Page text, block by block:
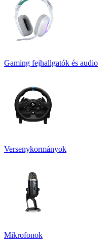
Gaming fejhallgatók és audio
Versenykormányok
Mikrofonok